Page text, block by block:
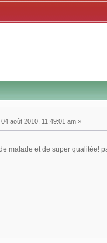
04 août 2010, 11:49:01 am »
malade et de super qualitée!